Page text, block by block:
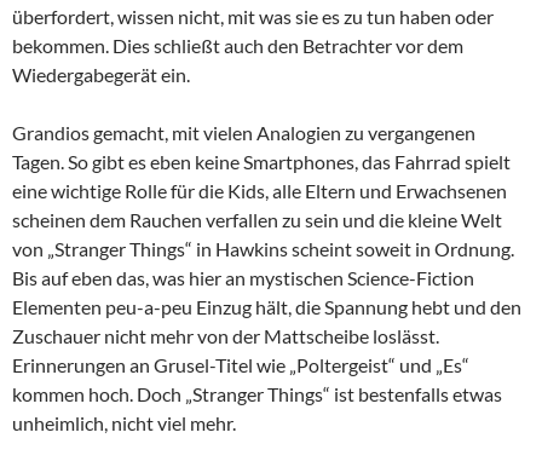
überfordert, wissen nicht, mit was sie es zu tun haben oder
bekommen. Dies schließt auch den Betrachter vor dem
Wiedergabegerät ein.
Grandios gemacht, mit vielen Analogien zu vergangenen
Tagen. So gibt es eben keine Smartphones, das Fahrrad spielt
eine wichtige Rolle für die Kids, alle Eltern und Erwachsenen
scheinen dem Rauchen verfallen zu sein und die kleine Welt
von „Stranger Things“ in Hawkins scheint soweit in Ordnung.
Bis auf eben das, was hier an mystischen Science-Fiction
Elementen peu-a-peu Einzug hält, die Spannung hebt und den
Zuschauer nicht mehr von der Mattscheibe loslässt.
Erinnerungen an Grusel-Titel wie „Poltergeist“ und „Es“
kommen hoch. Doch „Stranger Things“ ist bestenfalls etwas
unheimlich, nicht viel mehr.